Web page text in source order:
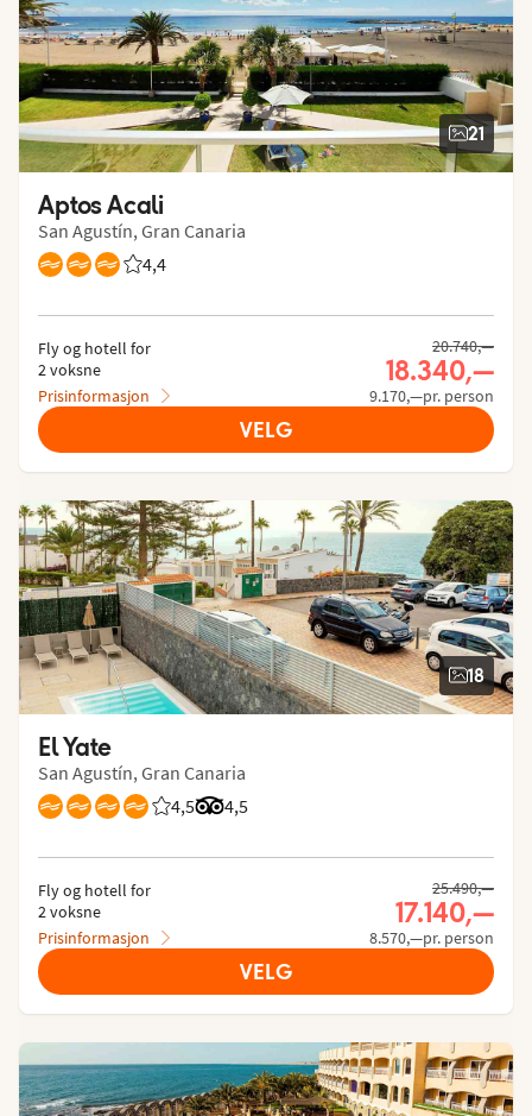
21
Aptos Acali
San Agustín, Gran Canaria
4,4
Vurdering fra Vings gjester: 4.42/5
Fly og hotell for
2 voksne
Prisinformasjon
20.740,—
18.340,—
9.170,—pr. person
VELG
18
El Yate
San Agustín, Gran Canaria
4,5
Vurdering fra Vings gjester: 4.459/5
4,5
Vurdering fra Tripadvisor: 4.5 of 5
Fly og hotell for
2 voksne
Prisinformasjon
25.490,—
17.140,—
8.570,—pr. person
VELG